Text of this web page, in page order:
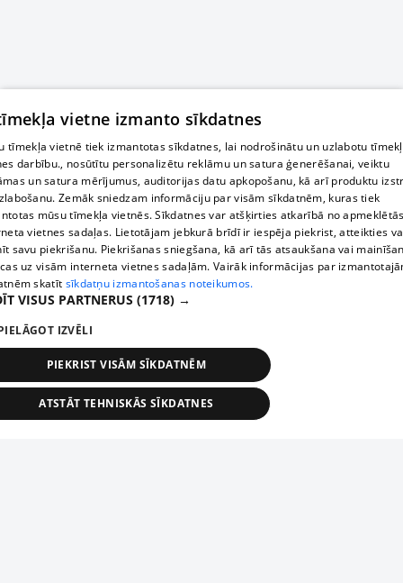
vietne izmanto sīkdatnes
tīmekļa vietnē tiek izmantotas sīkdatnes, lai nodrošinātu un uzlabotu
darbību., nosūtītu personalizētu reklāmu un satura ģenerēšanai, veiktu
un satura mērījumus, auditorijas datu apkopošanu, kā arī produktu
Zemāk sniedzam informāciju par visām sīkdatnēm, kuras tiek
mūsu tīmekļa vietnēs. Sīkdatnes var atšķirties atkarībā no
vietnes sadaļas. Lietotājam jebkurā brīdī ir iespēja piekrist, atteikties
savu piekrišanu. Piekrišanas sniegšana, kā arī tās atsaukšana vai
uz visām interneta vietnes sadaļām. Vairāk informācijas par
skatīt sīkdatņu izmantošanas noteikumos.
VISUS PARTNERUS (1718) →
IZVĒLI
PIEKRIST VISĀM SĪKDATNĒM
ATSTĀT TEHNISKĀS SĪKDATNES